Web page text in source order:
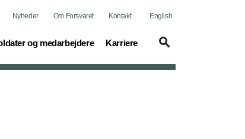
Nyheder Om Forsvaret Kontakt English
og medarbejdere Karriere
(current)